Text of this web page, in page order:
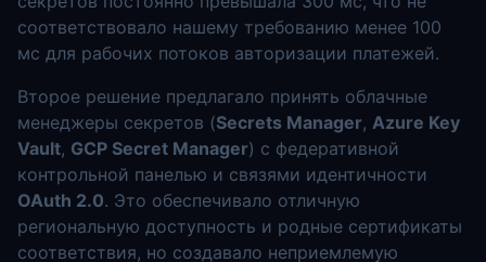
соответствовало нашему требованию менее 100
мс для рабочих потоков авторизации платежей.
Второе решение предлагало принять облачные
менеджеры секретов (Secrets Manager, Azure Key
Vault, GCP Secret Manager) с федеративной
контрольной панелью и связями идентичности
OAuth 2.0. Это обеспечивало отличную
региональную доступность и родные сертификаты
соответствия, но создавало неприемлемую